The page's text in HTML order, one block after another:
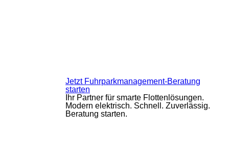
Jetzt Fuhrparkmanagement-Beratung
starten
Ihr Partner für smarte Flottenlösungen.
Modern elektrisch. Schnell. Zuverlässig.
Beratung starten.